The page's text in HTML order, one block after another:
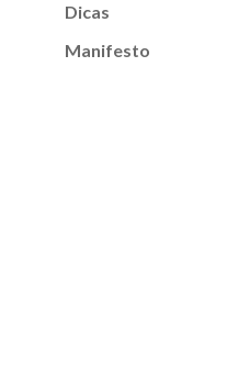
Dicas
Manifesto